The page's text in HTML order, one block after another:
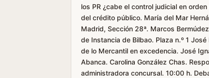
los PR ¿cabe el control judicial en
del crédito público. María del Mar
Madrid, Sección 28ª. Marcos
de Instancia de Bilbao. Plaza n.º 1
de lo Mercantil en excedencia. José
Abanca. Carolina González Chas.
administradora concursal. 10:00 h.